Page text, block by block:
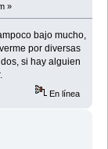
»
bajo mucho,
por diversas
si hay alguien
En línea